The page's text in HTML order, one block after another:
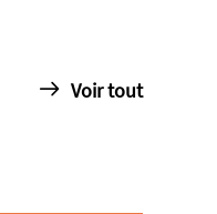
Voir tout